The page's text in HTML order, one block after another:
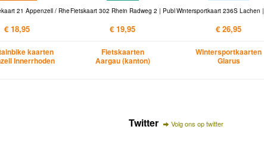
21 Appenzell / Rhe
€ 18,95
kaarten
Innerrhoden
Fietskaart 302 Rhein Radweg 2 | Publ
€ 19,95
Fietskaarten
Aargau (kanton)
Wintersportkaart 236S Lachen
€ 26,95
Wintersportkaarten
Glarus
Twitter Volg ons op twitter